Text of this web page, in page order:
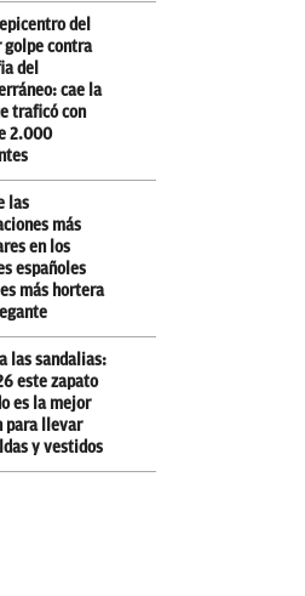
del
golpe contra
del
cae la
traficó con
2.000
las
más
en los
españoles
más hortera
las sandalias:
este zapato
es la mejor
para llevar
y vestidos